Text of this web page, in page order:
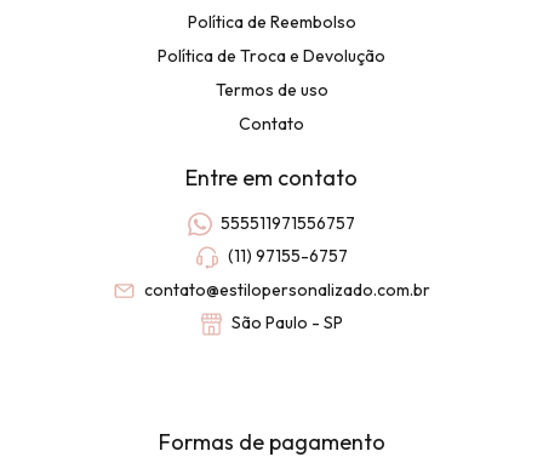
Política de Reembolso
Política de Troca e Devolução
Termos de uso
Contato
Entre em contato
555511971556757
(11) 97155-6757
contato@estilopersonalizado.com.br
São Paulo - SP
Formas de pagamento